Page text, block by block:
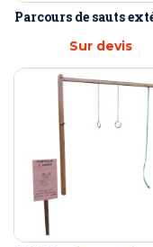
Parcours de sauts
Sur devis